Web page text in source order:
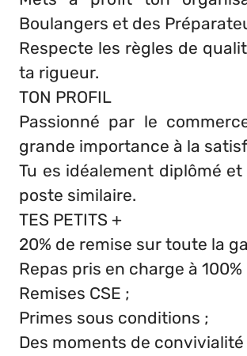
Boulangers et des
Respecte les règles de
ta rigueur.
TON PROFIL
Passionné par le
grande importance à la
Tu es idéalement diplômé
poste similaire.
TES PETITS +
20% de remise sur toute la
Repas pris en charge à
Remises CSE ;
Primes sous conditions ;
Des moments de